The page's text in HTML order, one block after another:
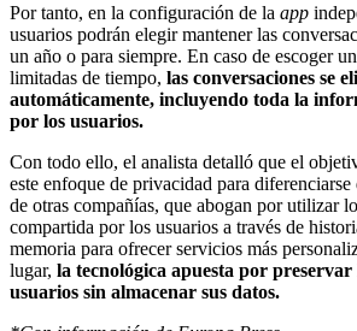
Por tanto, en la configuración de la app
usuarios podrán elegir mantener las
un año o para siempre. En caso de escoger
limitadas de tiempo, las conversaciones se
automáticamente, incluyendo toda la
por los usuarios.
Con todo ello, el analista detalló que el
este enfoque de privacidad para
de otras compañías, que abogan por utilizar
compartida por los usuarios a través de
memoria para ofrecer servicios más
lugar, la tecnológica apuesta por
usuarios sin almacenar sus datos.